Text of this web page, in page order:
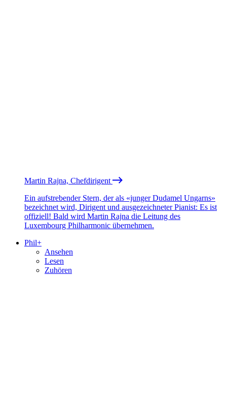
Martin Rajna, Chefdirigent
Ein aufstrebender Stern, der als «junger Dudamel Ungarns»
bezeichnet wird, Dirigent und ausgezeichneter Pianist: Es ist
offiziell! Bald wird Martin Rajna die Leitung des
Luxembourg Philharmonic übernehmen.
Phil+
Ansehen
Lesen
Zuhören